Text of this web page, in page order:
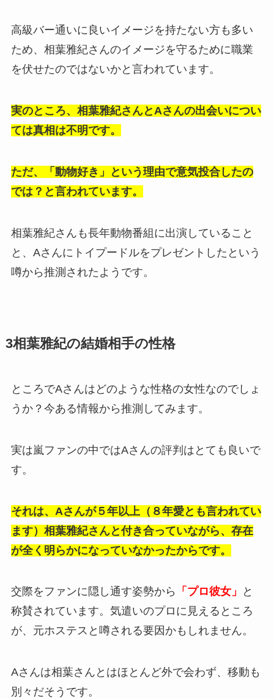
高級バー通いに良いイメージを持たない方も多い
ため、相葉雅紀さんのイメージを守るために職業
を伏せたのではないかと言われています。
実のところ、相葉雅紀さんとAさんの出会いについ
ては真相は不明です。
ただ、「動物好き」という理由で意気投合したの
では？と言われています。
相葉雅紀さんも長年動物番組に出演していること
と、Aさんにトイプードルをプレゼントしたという
噂から推測されたようです。
3相葉雅紀の結婚相手の性格
ところでAさんはどのような性格の女性なのでしょ
うか？今ある情報から推測してみます。
実は嵐ファンの中ではAさんの評判はとても良いで
す。
それは、Aさんが５年以上（８年愛とも言われてい
ます）相葉雅紀さんと付き合っていながら、存在
が全く明らかになっていなかったからです。
交際をファンに隠し通す姿勢から 「プロ彼女」
と
称賛されています。気遣いのプロに見えるところ
が、元ホステスと噂される要因かもしれません。
Aさんは相葉さんとはほとんど外で会わず、移動も
別々だそうです。